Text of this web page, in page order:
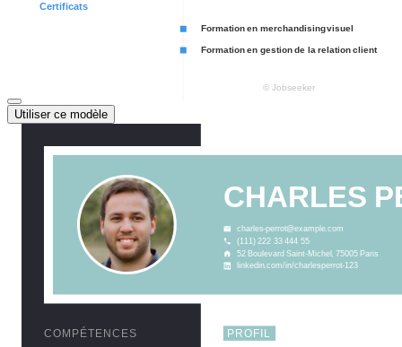
Utiliser ce modèle